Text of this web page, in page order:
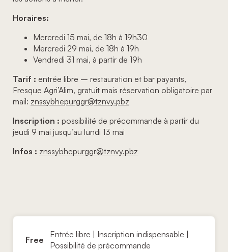
Horaires:
Mercredi 15 mai, de 18h à 19h30
Mercredi 29 mai, de 18h à 19h
Vendredi 31 mai, à partir de 19h
Tarif : entrée libre – restauration et bar payants,
Fresque Agri’Alim, gratuit mais réservation obligatoire par
mail: znssybhepurggr@tznvy.pbz
Inscription : possibilité de précommande à partir du
jeudi 9 mai jusqu’au lundi 13 mai
Infos : znssybhepurggr@tznvy.pbz
Free
Entrée libre | Inscription indispensable |
Possibilité de précommande